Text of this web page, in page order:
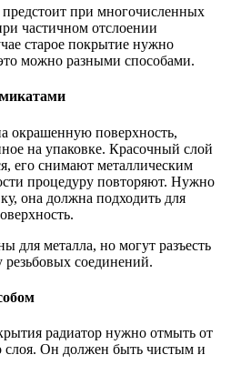
при многочисленных
частичном отслоении
старое покрытие нужно
можно разными способами.
окрашенную поверхность,
на упаковке. Красочный слой
его снимают металлическим
процедуру повторяют. Нужно
она должна подходить для
для металла, но могут разъесть
соединений.
радиатор нужно отмыть от
слоя. Он должен быть чистым и